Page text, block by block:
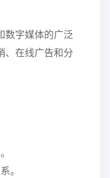
数字媒体的广泛
、在线广告和分
。